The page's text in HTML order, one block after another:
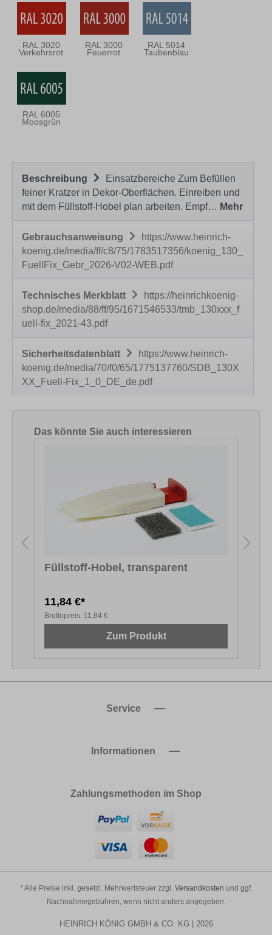
RAL 3020
Verkehrsrot
RAL 3000
Feuerrot
RAL 5014
Taubenblau
RAL 6005
Moosgrün
Beschreibung
Einsatzbereiche Zum Befüllen
feiner Kratzer in Dekor-Oberflächen. Einreiben und
mit dem Füllstoff-Hobel plan arbeiten. Empf… Mehr
Gebrauchsanweisung
https://www.heinrich-
koenig.de/media/ff/c8/75/1783517356/koenig_130_
FuellFix_Gebr_2026-V02-WEB.pdf
Technisches Merkblatt
https://heinrichkoenig-
shop.de/media/88/ff/95/1671546533/tmb_130xxx_f
uell-fix_2021-43.pdf
Sicherheitsdatenblatt
https://www.heinrich-
koenig.de/media/70/f0/65/1775137760/SDB_130X
XX_Fuell-Fix_1_0_DE_de.pdf
Produktgalerie überspringen
Das könnte Sie auch interessieren
Füllstoff-Hobel, transparent
11,84 €*
Bruttopreis: 11,84 €
Zum Produkt
Service
Informationen
Zahlungsmethoden im Shop
* Alle Preise inkl. gesetzl. Mehrwertsteuer zzgl. Versandkosten und ggf.
Nachnahmegebühren, wenn nicht anders angegeben.
HEINRICH KÖNIG GMBH & CO. KG | 2026